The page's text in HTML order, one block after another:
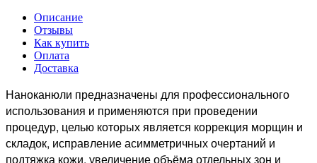
Описание
Отзывы
Как купить
Оплата
Доставка
Наноканюли предназначены для профессионального
использования и применяются при проведении
процедур, целью которых является коррекция морщин и
складок, исправление асимметричных очертаний и
подтяжка кожи, увеличение объёма отдельных зон и